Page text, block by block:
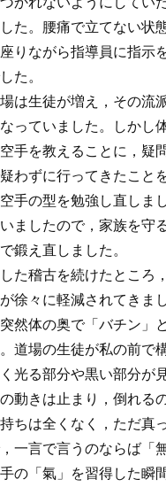
た。腰痛で立てない状
りながら指導員に指示
た。
は生徒が増え，その流
っていました。しかし
手を教えることに，疑
わずに行ってきたこと
手の型を勉強し直しま
ましたので，家族を守
鍛え直しました。
た稽古を続けたところ
徐々に軽減されてきま
然体の奥で「バチン」
道場の生徒が私の前で
光る部分や黒い部分が
動きは止まり，倒れる
ちは全くなく，ただ真
一言で言うのならば「
の「氣」を習得した瞬